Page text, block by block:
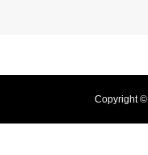
Copyright ©